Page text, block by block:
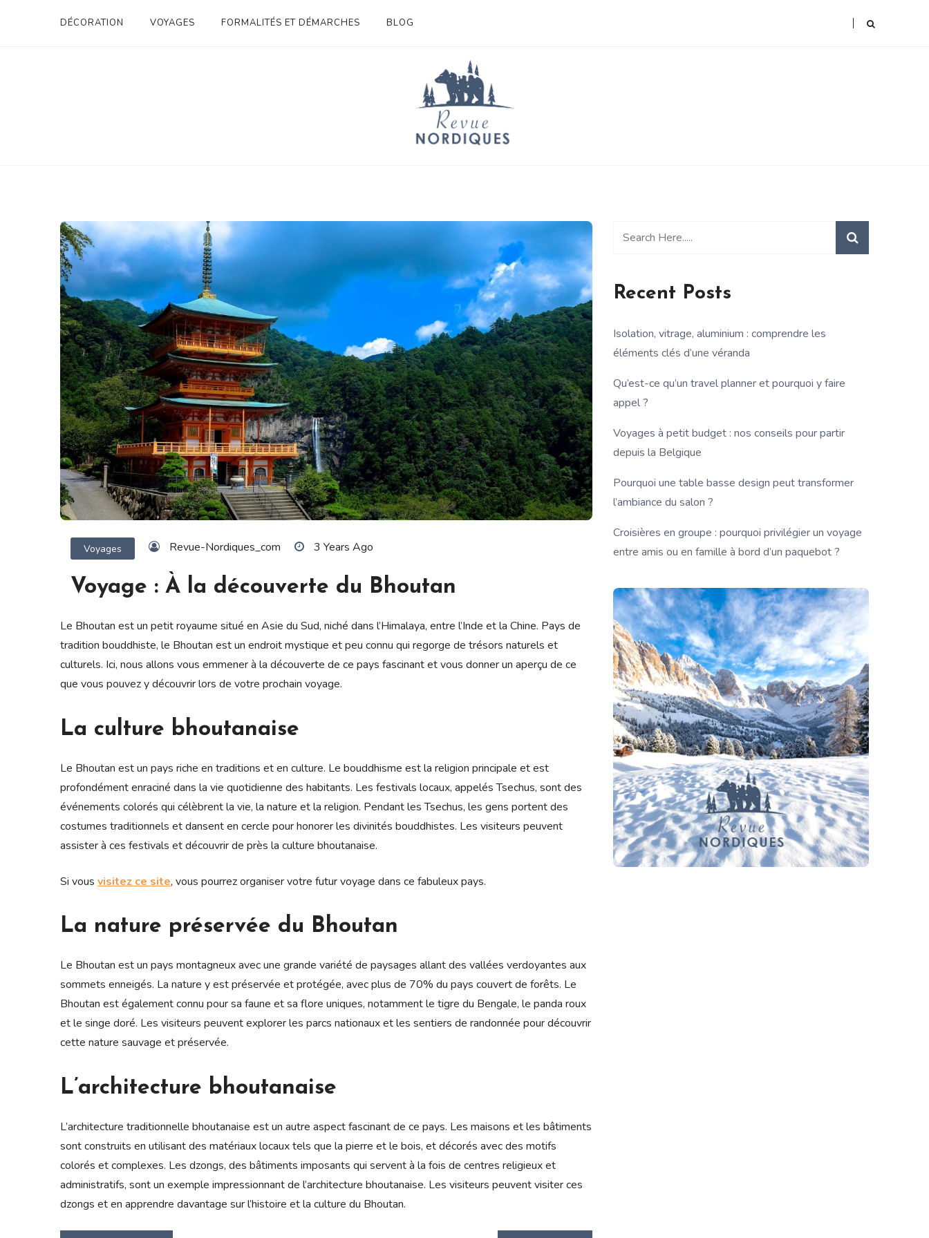
DÉCORATION VOYAGES FORMALITÉS ET DÉMARCHES BLOG
Voyages Revue-Nordiques_com 3 Years Ago
Voyage : À la découverte du Bhoutan
Le Bhoutan est un petit royaume situé en Asie du Sud, niché dans l’Himalaya, entre l’Inde et la Chine. Pays de
tradition bouddhiste, le Bhoutan est un endroit mystique et peu connu qui regorge de trésors naturels et
culturels. Ici, nous allons vous emmener à la découverte de ce pays fascinant et vous donner un aperçu de ce
que vous pouvez y découvrir lors de votre prochain voyage.
La culture bhoutanaise
Le Bhoutan est un pays riche en traditions et en culture. Le bouddhisme est la religion principale et est
profondément enraciné dans la vie quotidienne des habitants. Les festivals locaux, appelés Tsechus, sont des
événements colorés qui célèbrent la vie, la nature et la religion. Pendant les Tsechus, les gens portent des
costumes traditionnels et dansent en cercle pour honorer les divinités bouddhistes. Les visiteurs peuvent
assister à ces festivals et découvrir de près la culture bhoutanaise.
Si vous visitez ce site, vous pourrez organiser votre futur voyage dans ce fabuleux pays.
La nature préservée du Bhoutan
Le Bhoutan est un pays montagneux avec une grande variété de paysages allant des vallées verdoyantes aux
sommets enneigés. La nature y est préservée et protégée, avec plus de 70% du pays couvert de forêts. Le
Bhoutan est également connu pour sa faune et sa flore uniques, notamment le tigre du Bengale, le panda roux
et le singe doré. Les visiteurs peuvent explorer les parcs nationaux et les sentiers de randonnée pour découvrir
cette nature sauvage et préservée.
L’architecture bhoutanaise
L’architecture traditionnelle bhoutanaise est un autre aspect fascinant de ce pays. Les maisons et les bâtiments
sont construits en utilisant des matériaux locaux tels que la pierre et le bois, et décorés avec des motifs
colorés et complexes. Les dzongs, des bâtiments imposants qui servent à la fois de centres religieux et
administratifs, sont un exemple impressionnant de l’architecture bhoutanaise. Les visiteurs peuvent visiter ces
dzongs et en apprendre davantage sur l’histoire et la culture du Bhoutan.
Recent Posts
Isolation, vitrage, aluminium : comprendre les
éléments clés d’une véranda
Qu’est-ce qu’un travel planner et pourquoi y faire
appel ?
Voyages à petit budget : nos conseils pour partir
depuis la Belgique
Pourquoi une table basse design peut transformer
l’ambiance du salon ?
Croisières en groupe : pourquoi privilégier un voyage
entre amis ou en famille à bord d’un paquebot ?